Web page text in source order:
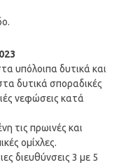
υπόλοιπα δυτικά και
δυτικά σποραδικές
νεφώσεις κατά
τις πρωινές και
ομίχλες.
διευθύνσεις 3 με 5